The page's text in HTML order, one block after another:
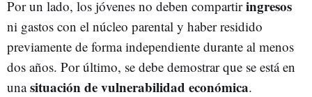
Por un lado, los jóvenes no deben compartiringresos
ni gastos con el núcleo parental y haber residido
previamente de forma independiente durante al menos
dos años. Por último, se debe demostrar que se está en
unasituación de vulnerabilidad económica.